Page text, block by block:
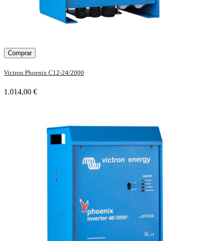
Comprar
Victron Phoenix C12-24/2000
1.014,00 €